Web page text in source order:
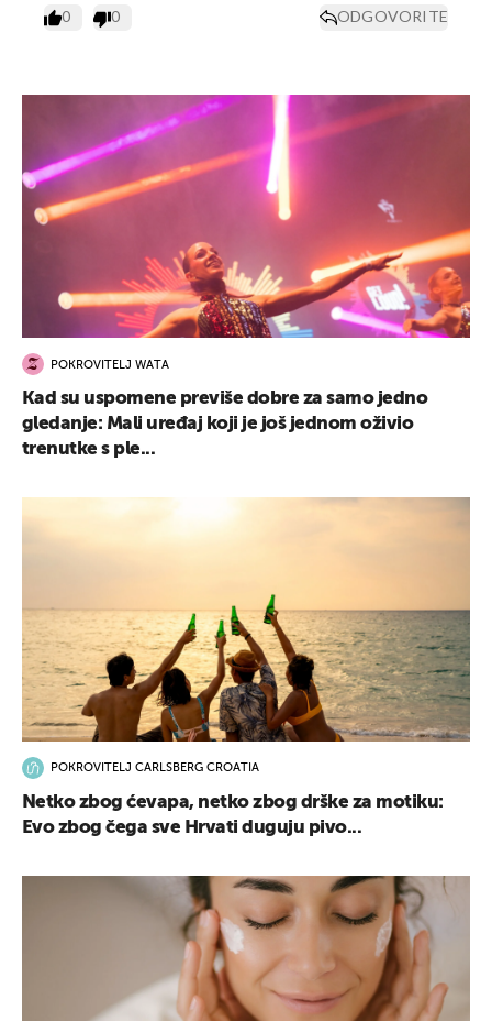
0 0 ODGOVORITE
POKROVITELJ WATA
Kad su uspomene previše dobre za samo jedno
gledanje: Mali uređaj koji je još jednom oživio
trenutke s ple...
POKROVITELJ CARLSBERG CROATIA
Netko zbog ćevapa, netko zbog drške za motiku:
Evo zbog čega sve Hrvati duguju pivo...